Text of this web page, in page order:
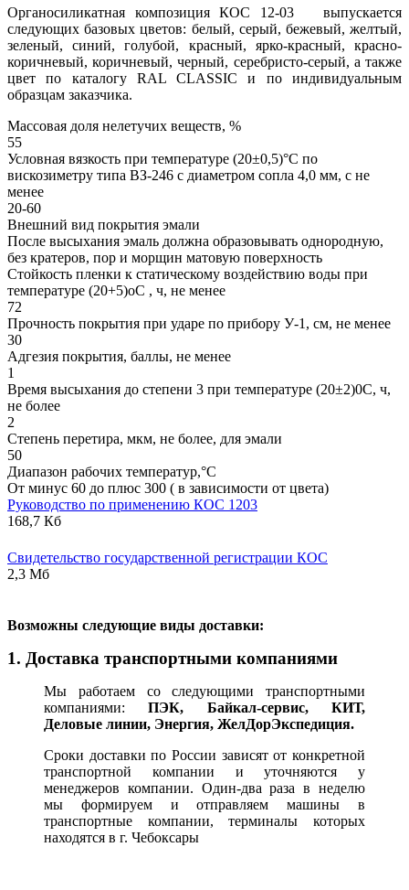
Органосиликатная композиция КОС 12-03 выпускается
следующих базовых цветов: белый, серый, бежевый, желтый,
зеленый, синий, голубой, красный, ярко-красный, красно-
коричневый, коричневый, черный, серебристо-серый, а также
цвет по каталогу RAL CLASSIC и по индивидуальным
образцам заказчика.
Массовая доля нелетучих веществ, %
55
Условная вязкость при температуре (20±0,5)°С по
вискозиметру типа ВЗ-246 с диаметром сопла 4,0 мм, с не
менее
20-60
Внешний вид покрытия эмали
После высыхания эмаль должна образовывать однородную,
без кратеров, пор и морщин матовую поверхность
Стойкость пленки к статическому воздействию воды при
температуре (20+5)оС , ч, не менее
72
Прочность покрытия при ударе по прибору У-1, см, не менее
30
Адгезия покрытия, баллы, не менее
1
Время высыхания до степени 3 при температуре (20±2)0С, ч,
не более
2
Степень перетира, мкм, не более, для эмали
50
Диапазон рабочих температур,°С
От минус 60 до плюс 300 ( в зависимости от цвета)
Руководство по применению КОС 1203
168,7 Кб
Свидетельство государственной регистрации КОС
2,3 Мб
Возможны следующие виды доставки:
1. Доставка транспортными компаниями
Мы работаем со следующими транспортными
компаниями:ПЭК, Байкал-сервис, КИТ,
Деловые линии, Энергия, ЖелДорЭкспедиция.
Сроки доставки по России зависят от конкретной
транспортной компании и уточняются у
менеджеров компании. Один-два раза в неделю
мы формируем и отправляем машины в
транспортные компании, терминалы которых
находятся в г. Чебоксары